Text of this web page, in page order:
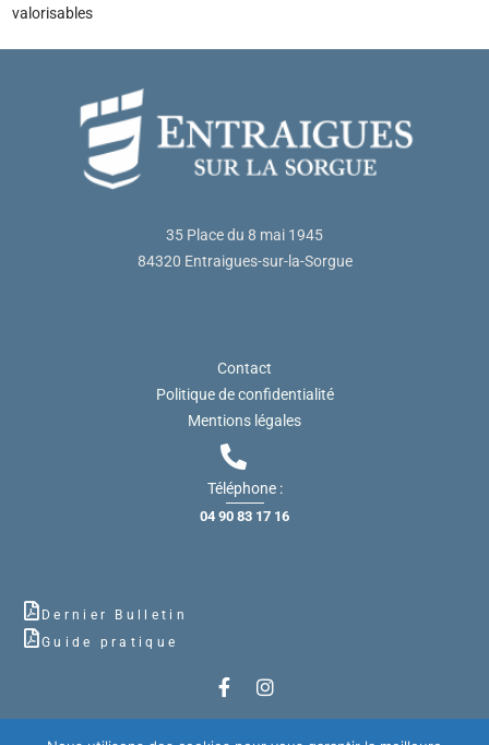
valorisables
35 Place du 8 mai 1945
84320 Entraigues-sur-la-Sorgue
Contact
Politique de confidentialité
Mentions légales
Téléphone :
04 90 83 17 16
Dernier Bulletin
Guide pratique